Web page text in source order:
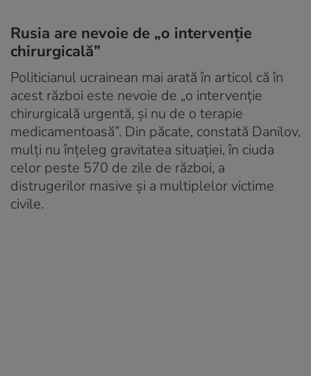
Rusia are nevoie de „o intervenție
chirurgicală”
Politicianul ucrainean mai arată în articol că în
acest război este nevoie de „o intervenție
chirurgicală urgentă, și nu de o terapie
medicamentoasă”. Din păcate, constată Danilov,
mulți nu înțeleg gravitatea situației, în ciuda
celor peste 570 de zile de război, a
distrugerilor masive și a multiplelor victime
civile.